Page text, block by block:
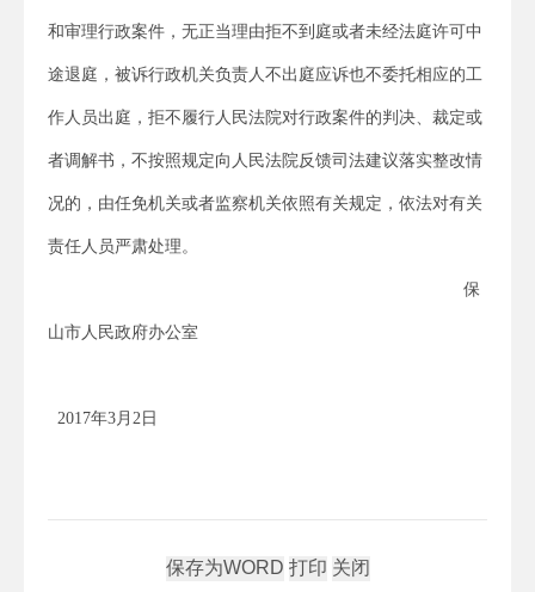
和审理行政案件，无正当理由拒不到庭或者未经法庭许可中
途退庭，被诉行政机关负责人不出庭应诉也不委托相应的工
作人员出庭，拒不履行人民法院对行政案件的判决、裁定或
者调解书，不按照规定向人民法院反馈司法建议落实整改情
况的，由任免机关或者监察机关依照有关规定，依法对有关
责任人员严肃处理。
保
山市人民政府办公室
2017年3月2日